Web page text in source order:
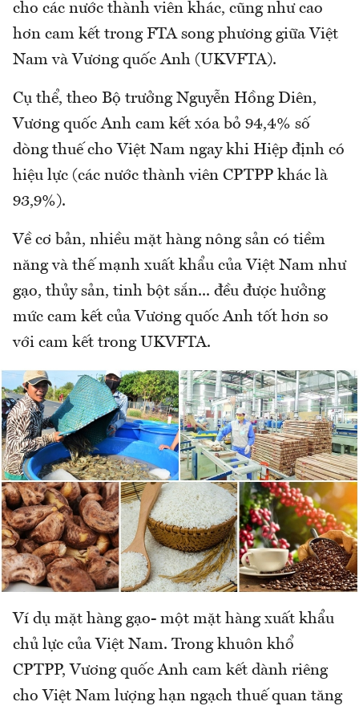
cho các nước thành viên khác, cũng như cao
hơn cam kết trong FTA song phương giữa Việt
Nam và Vương quốc Anh (UKVFTA).
Cụ thể, theo Bộ trưởng Nguyễn Hồng Diên,
Vương quốc Anh cam kết xóa bỏ 94,4% số
dòng thuế cho Việt Nam ngay khi Hiệp định có
hiệu lực (các nước thành viên CPTPP khác là
93,9%).
Về cơ bản, nhiều mặt hàng nông sản có tiềm
năng và thế mạnh xuất khẩu của Việt Nam như
gạo, thủy sản, tinh bột sắn... đều được hưởng
mức cam kết của Vương quốc Anh tốt hơn so
với cam kết trong UKVFTA.
Ví dụ mặt hàng gạo- một mặt hàng xuất khẩu
chủ lực của Việt Nam. Trong khuôn khổ
CPTPP, Vương quốc Anh cam kết dành riêng
cho Việt Nam lượng hạn ngạch thuế quan tăng